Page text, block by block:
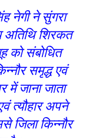
नेगी ने सुंगरा
अतिथि शिरकत
को संबोधित
समृद्ध एवं
में जाना जाता
त्यौहार अपने
किन्नौर